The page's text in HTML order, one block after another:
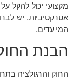
מקצועי יכול להקל
אטרקטיביות. יש
המיועדים.
הבנת
החוק והרגולציה